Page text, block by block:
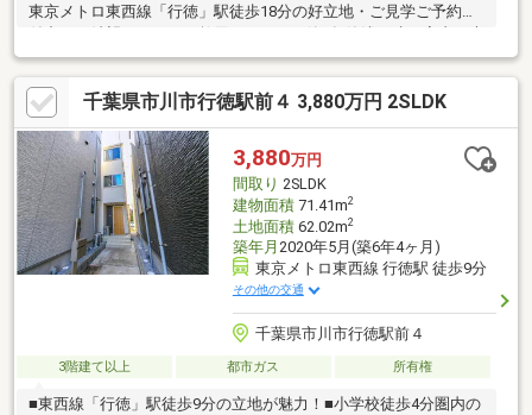
東京メトロ東西線「行徳」駅徒歩18分の好立地・ご見学ご予約受
変きれいにお使いいただいております・前面道路は車通りの少な
い安心安全な住環境・玄関を開けると広々ホールが気持ちいい空
間・各お部屋の広さは十分確保しており、収納スペースは充実・2
階リビングフロアは19帖超えの家具の配置がしやすい間取りです
【生活環境良好な住環境】下町風情を感じる行徳エリア。都心に
近いながら落ち着いた街の雰囲気があり、それでいて駅周辺には
飲食店が多く、食事に便利な点もうれしいポイント
千葉県市川市行徳駅前４ 3,880万円 2SLDK
3,880万円
間取り 2SLDK
建物面積71.41m2
土地面積62.02m2
築年月 2020年5月(築6年4ヶ月)
東京メトロ東西線 行徳駅 徒歩9分
その他の交通
千葉県市川市行徳駅前４
3階建て以上 都市ガス 所有権
■東西線「行徳」駅徒歩9分の立地が魅力！■小学校徒歩4分圏内の